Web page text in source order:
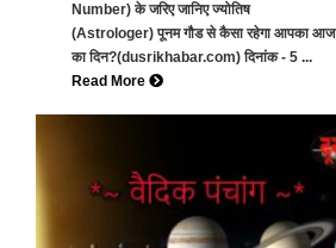
Number) के जरिए जानिए ज्योतिष
(Astrologer) पूनम गौड से कैसा रहेगा आपका आज
का दिन?(dusrikhabar.com) दिनांक - 5 ...
Read More